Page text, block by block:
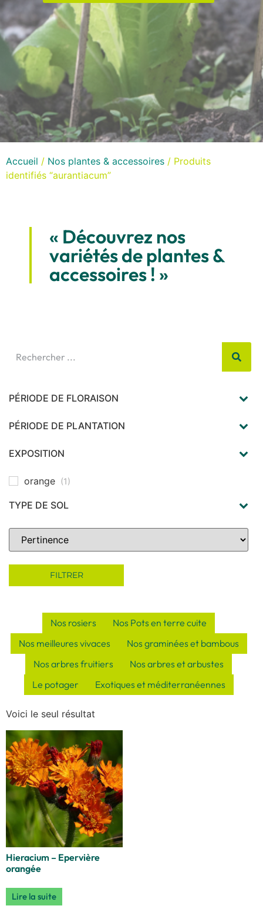
Accueil / Nos plantes & accessoires / Produits
identifiés “aurantiacum”
« Découvrez nos
variétés de plantes &
accessoires ! »
PÉRIODE DE FLORAISON
août (1)
PÉRIODE DE PLANTATION
automne
EXPOSITION
orange (1)
TYPE DE SOL
sec et caillouteux (1)
très bien drainé
Sort Products
FILTRER
Nos rosiers
Nos Pots en terre cuite
Nos meilleures vivaces
Nos graminées et bambous
Nos arbres fruitiers
Nos arbres et arbustes
Le potager
Exotiques et méditerranéennes
Voici le seul résultat
Hieracium – Epervière
orangée
Lire la suite